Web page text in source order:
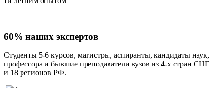
60% наших экспертов
Студенты 5-6 курсов, магистры, аспиранты, кандидаты наук,
профессора и бывшие преподаватели вузов из 4-х стран СНГ
и 18 регионов РФ.